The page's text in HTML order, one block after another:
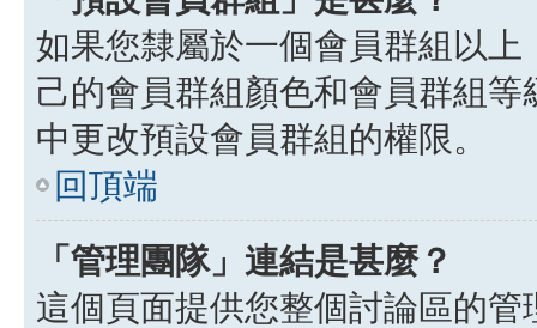
如果您隸屬於一個會員群組以
己的會員群組顏色和會員群組
中更改預設會員群組的權限。
回頂端
「管理團隊」連結是甚麼？
這個頁面提供您整個討論區的